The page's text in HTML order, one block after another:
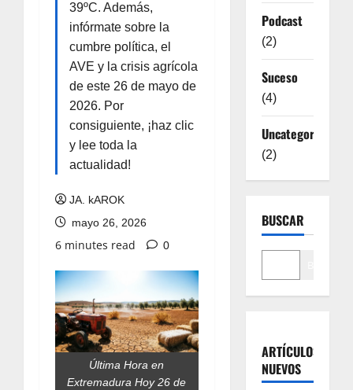
39ºC. Además,
infórmate sobre la
cumbre política, el
AVE y la crisis agrícola
de este 26 de mayo de
2026. Por
consiguiente, ¡haz clic
y lee toda la
actualidad!
JA. kAROK
mayo 26, 2026
6 minutes read 0
Última Hora en
Extremadura Hoy 26 de
Podcast
(2)
Suceso
(4)
Uncategorized
(2)
BUSCAR
ARTÍCULOS
NUEVOS